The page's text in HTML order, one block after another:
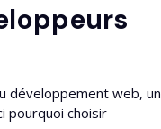
développement web, un
pourquoi choisir